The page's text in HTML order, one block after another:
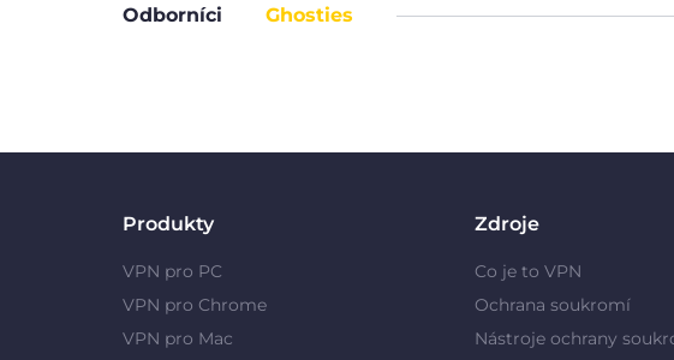
Odborníci Ghosties
Produkty
VPN pro PC
VPN pro Chrome
VPN pro Mac
Zdroje
Co je to VPN
Ochrana soukromí
Nástroje ochrany